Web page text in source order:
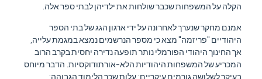
הקלה על המשפחות שכבר שולחות את ילדיהן לבתי ספר אלה.
אמנם מחקר שנערך לאחרונה על ידי ארגון הגג של בתי הספר
היהודיים "פריזמה" מצא כי מספר הנרשמים נמצא במגמת עלייה,
אך החינוך היהודי הפורמלי נותר תופעה נדירה יחסית בקרב הרוב
המכריע של המשפחות היהודיות הלא-אורתודוקסיות. הדבר מיוחס
בעיקר לשלושה גורמים עיקריים: עלות שכר הלימוד הגבוהה;